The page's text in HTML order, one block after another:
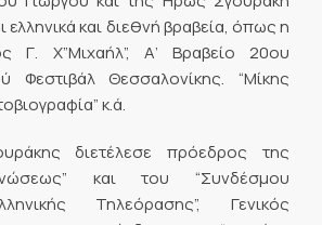
και διεθνή βραβεία, όπως η
Γ. Χ”Μιχαήλ”, Α’ Βραβείο 20ου
Φεστιβάλ Θεσσαλονίκης. “Μίκης
κ.ά.
διετέλεσε πρόεδρος της
και του “Συνδέσμου
Τηλεόρασης”, Γενικός